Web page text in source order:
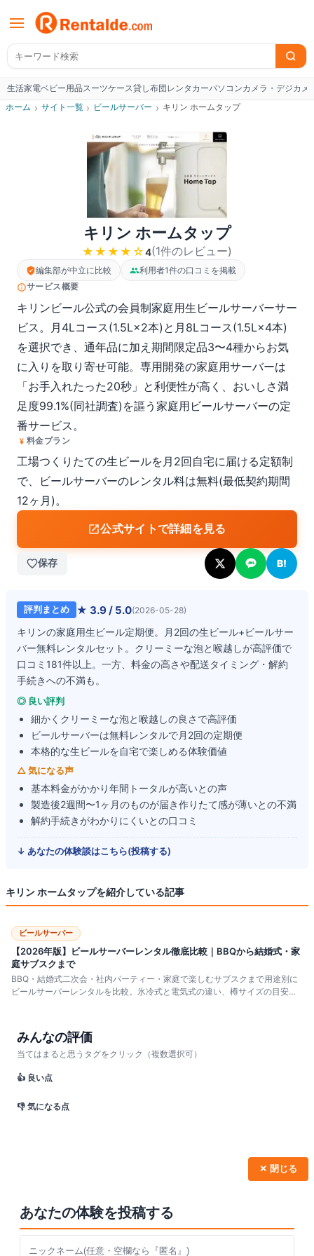
生活家電ベビー用品スーツケース貸し布団レンタカーパソコンカメラ・デジカメ
ホーム › サイト一覧 › ビールサーバー › キリン ホームタップ
キリン ホームタップ
★★★★ ☆4(1件のレビュー)
編集部が中立に比較
利用者1件の口コミを掲載
サービス概要
キリンビール公式の会員制家庭用生ビールサーバーサー
ビス。月4Lコース(1.5L×2本)と月8Lコース(1.5L×4本)
を選択でき、通年品に加え期間限定品3〜4種からお気
に入りを取り寄せ可能。専用開発の家庭用サーバーは
「お手入れたった20秒」と利便性が高く、おいしさ満
足度99.1%(同社調査)を謳う家庭用ビールサーバーの定
番サービス。
料金プラン
工場つくりたての生ビールを月2回自宅に届ける定額制
で、ビールサーバーのレンタル料は無料(最低契約期間
12ヶ月)。
公式サイトで詳細を見る
保存 B!
評判まとめ ★ 3.9 / 5.0(2026-05-28)
キリンの家庭用生ビール定期便。月2回の生ビール+ビールサー
バー無料レンタルセット。クリーミーな泡と喉越しが高評価で
口コミ181件以上。一方、料金の高さや配送タイミング・解約
手続きへの不満も。
◎ 良い評判
細かくクリーミーな泡と喉越しの良さで高評価
ビールサーバーは無料レンタルで月2回の定期便
本格的な生ビールを自宅で楽しめる体験価値
△ 気になる声
基本料金がかかり年間トータルが高いとの声
製造後2週間〜1ヶ月のものが届き作りたて感が薄いとの不満
解約手続きがわかりにくいとの口コミ
↓ あなたの体験談はこちら(投稿する)
キリン ホームタップを紹介している記事
ビールサーバー
【2026年版】ビールサーバーレンタル徹底比較｜BBQから結婚式・家
庭サブスクまで
BBQ・結婚式二次会・社内パーティー・家庭で楽しむサブスクまで用途別に
ビールサーバーレンタルを比較。氷冷式と電気式の違い、樽サイズの目安、
みんなの評価
当てはまると思うタグをクリック（複数選択可）
👍 良い点
👎 気になる点
✕ 閉じる
あなたの体験を投稿する